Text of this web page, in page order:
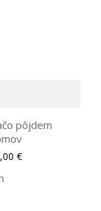
pôjdem
€